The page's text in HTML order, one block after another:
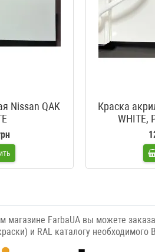
Nissan QAK
Краска
WHITE,
магазине FarbaUA вы можете
и RAL каталогу